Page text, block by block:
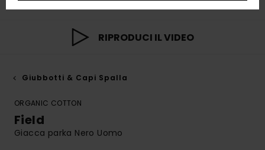
RIPRODUCI IL VIDEO
Giubbotti & Capi Spalla
ORGANIC COTTON
Field
Giacca parka Nero Uomo